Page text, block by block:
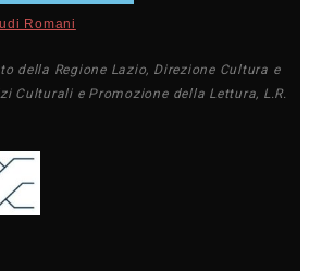
della Regione Lazio, Direzione Cultura e
Culturali e Promozione della Lettura, L.R.